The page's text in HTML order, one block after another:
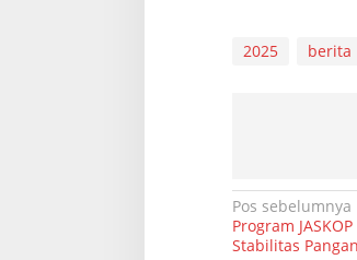
2025 berita
N
a
Pos sebelumnya
Program
Stabilitas